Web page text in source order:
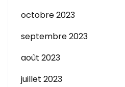
octobre 2023
septembre 2023
août 2023
juillet 2023